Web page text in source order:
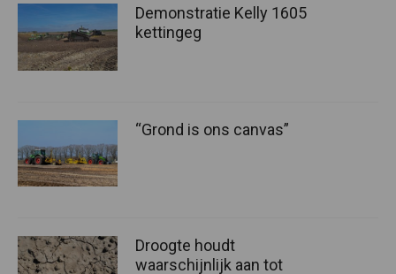
Demonstratie Kelly 1605
kettingeg
“Grond is ons canvas”
Droogte houdt
waarschijnlijk aan tot